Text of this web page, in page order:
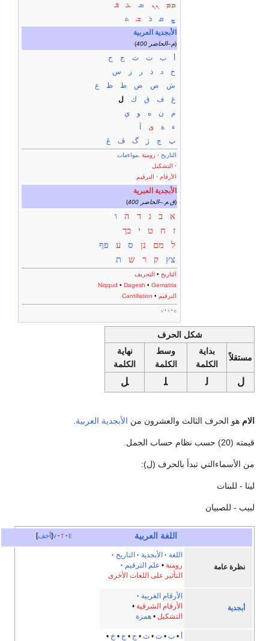
ܡܡ
ܢܢ ܣ ܥ
ܦ
ܨ
ܩ ܪ ܫ
ܬ
الأبجدية العربية
( 400 م–الحاضر)
ب ت ث ج
ح
خ
د ذ ر ز
س
ش
ص ض ط ظ
ع
غ
ف ق ك
ل
م
ن ه و
ي
ء
ة ى
پ
چ ژ گ ڤ ڠ
التاريخ· رومنة.مواءمات
التشكيل ·
الأرقام· الترقيم
الأبجدية العبرية
( 400 ق.م.–الحاضر)
א ב ג ד ה
ו
ז
ח ט י
כך
ל
מם נן ס ע
פף
צץ
ק ר ש ת
التاريخ• التحريف
Niqqud •Dagesh •Gematria
Cantillation • الترقيم
v t e
شكل الحرف
مستقلاً
بداية
الكلمة
وسط
الكلمة
نهاية
الكلمة
ل ل‍ ‍ل‍ ‍ل
الام هو الحرف الثالث والعشرون من الأبجدية العربية.
قيمته (20) حسب نظام حساب الجمل.
من الأسماءالتي تبدأ بالحرف (ل):
لينا - للبنات
لبيب - للصبيان
أخف v t e اللغة العربية
نظرة عامة
اللغة الأبجدية
التاريخ
رومنة • علم الترقيم
التأثير على اللغات الأخرى
أبجدية
الأرقام الغربية
الأرقام الشرقية •
التشكيل •همزة
أ •ب •ت •ث • ج • ح • خ •